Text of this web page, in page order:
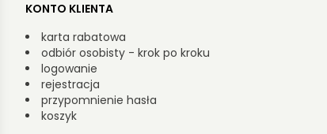
KONTO KLIENTA
karta rabatowa
odbiór osobisty - krok po kroku
logowanie
rejestracja
przypomnienie hasła
koszyk